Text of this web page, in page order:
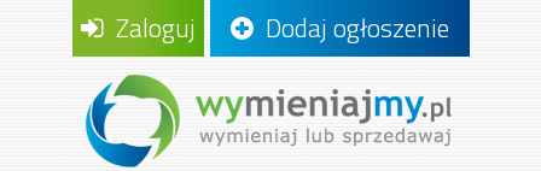
Zaloguj Dodaj ogłoszenie